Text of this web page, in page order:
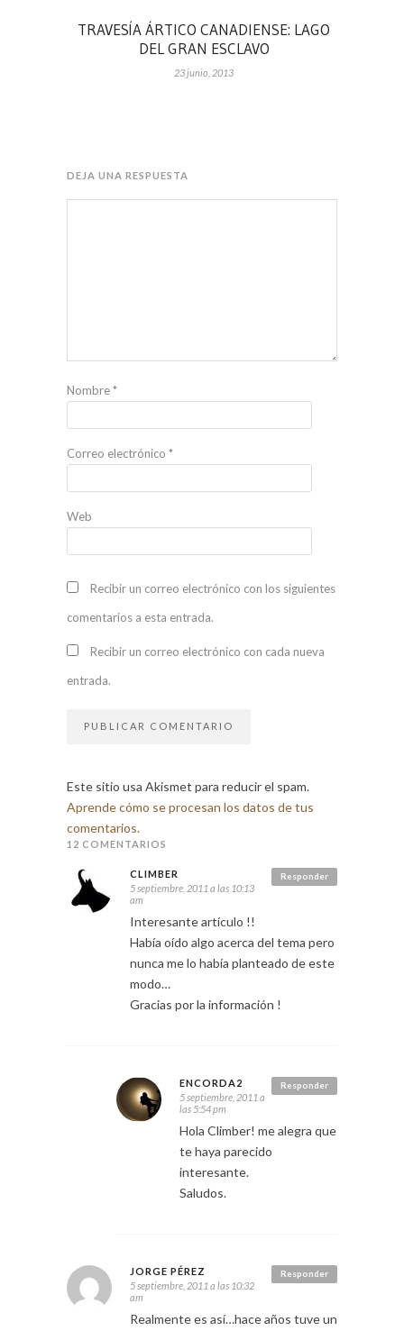
TRAVESÍA ÁRTICO CANADIENSE: LAGO
DEL GRAN ESCLAVO
23 junio, 2013
DEJA UNA RESPUESTA
Nombre*
Correo electrónico *
Web
Recibir un correo electrónico con los siguientes
comentarios a esta entrada.
Recibir un correo electrónico con cada nueva
entrada.
Este sitio usa Akismet para reducir el spam.
Aprende cómo se procesan los datos de tus
comentarios.
12 COMENTARIOS
Responder
CLIMBER
5 septiembre, 2011 a las 10:13
am
Interesante artículo !!
Había oído algo acerca del tema pero
nunca me lo había planteado de este
modo…
Gracias por la información !
Responder
ENCORDA2
5 septiembre, 2011 a
las 5:54 pm
Hola Climber! me alegra que
te haya parecido
interesante.
Saludos.
Responder
JORGE PÉREZ
5 septiembre, 2011 a las 10:32
am
Realmente es así…hace años tuve un